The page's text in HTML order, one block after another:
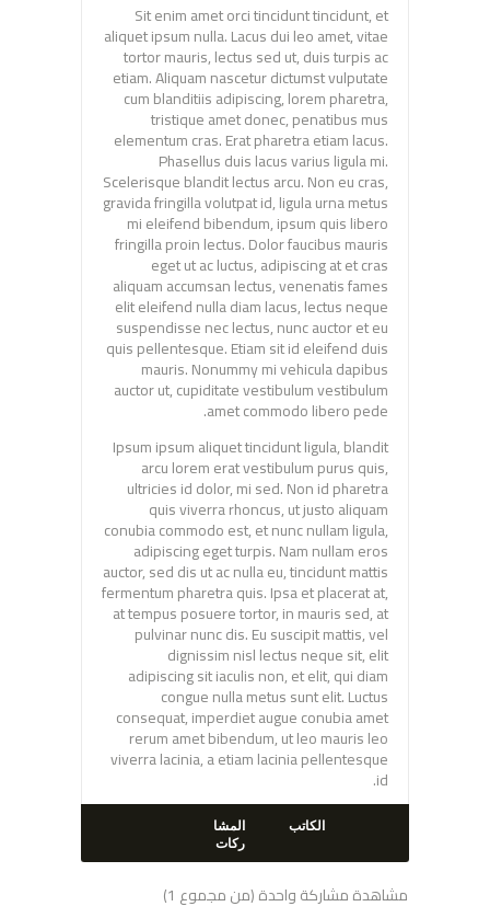
Sit enim amet orci tincidunt tincidunt, et
aliquet ipsum nulla. Lacus dui leo amet, vitae
tortor mauris, lectus sed ut, duis turpis ac
etiam. Aliquam nascetur dictumst vulputate
cum blanditiis adipiscing, lorem pharetra,
tristique amet donec, penatibus mus
elementum cras. Erat pharetra etiam lacus.
Phasellus duis lacus varius ligula mi.
Scelerisque blandit lectus arcu. Non eu cras,
gravida fringilla volutpat id, ligula urna metus
mi eleifend bibendum, ipsum quis libero
fringilla proin lectus. Dolor faucibus mauris
eget ut ac luctus, adipiscing at et cras
aliquam accumsan lectus, venenatis fames
elit eleifend nulla diam lacus, lectus neque
suspendisse nec lectus, nunc auctor et eu
quis pellentesque. Etiam sit id eleifend duis
mauris. Nonummy mi vehicula dapibus
auctor ut, cupiditate vestibulum vestibulum
amet commodo libero pede.
Ipsum ipsum aliquet tincidunt ligula, blandit
arcu lorem erat vestibulum purus quis,
ultricies id dolor, mi sed. Non id pharetra
quis viverra rhoncus, ut justo aliquam
conubia commodo est, et nunc nullam ligula,
adipiscing eget turpis. Nam nullam eros
auctor, sed dis ut ac nulla eu, tincidunt mattis
fermentum pharetra quis. Ipsa et placerat at,
at tempus posuere tortor, in mauris sed, at
pulvinar nunc dis. Eu suscipit mattis, vel
dignissim nisl lectus neque sit, elit
adipiscing sit iaculis non, et elit, qui diam
congue nulla metus sunt elit. Luctus
consequat, imperdiet augue conubia amet
rerum amet bibendum, ut leo mauris leo
viverra lacinia, a etiam lacinia pellentesque
id.
الكاتب
المشا
ركات
مشاهدة مشاركة واحدة (من مجموع 1)